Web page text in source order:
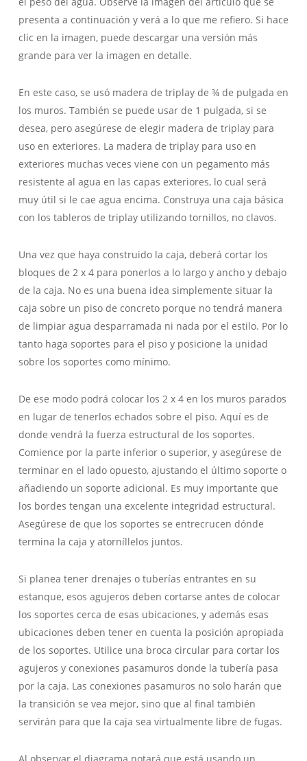
presenta a continuación y verá a lo que me refiero. Si hace
clic en la imagen, puede descargar una versión más
grande para ver la imagen en detalle.
En este caso, se usó madera de triplay de ¾ de pulgada en
los muros. También se puede usar de 1 pulgada, si se
desea, pero asegúrese de elegir madera de triplay para
uso en exteriores. La madera de triplay para uso en
exteriores muchas veces viene con un pegamento más
resistente al agua en las capas exteriores, lo cual será
muy útil si le cae agua encima. Construya una caja básica
con los tableros de triplay utilizando tornillos, no clavos.
Una vez que haya construido la caja, deberá cortar los
bloques de 2 x 4 para ponerlos a lo largo y ancho y debajo
de la caja. No es una buena idea simplemente situar la
caja sobre un piso de concreto porque no tendrá manera
de limpiar agua desparramada ni nada por el estilo. Por lo
tanto haga soportes para el piso y posicione la unidad
sobre los soportes como mínimo.
De ese modo podrá colocar los 2 x 4 en los muros parados
en lugar de tenerlos echados sobre el piso. Aquí es de
donde vendrá la fuerza estructural de los soportes.
Comience por la parte inferior o superior, y asegúrese de
terminar en el lado opuesto, ajustando el último soporte o
añadiendo un soporte adicional. Es muy importante que
los bordes tengan una excelente integridad estructural.
Asegúrese de que los soportes se entrecrucen dónde
termina la caja y atorníllelos juntos.
Si planea tener drenajes o tuberías entrantes en su
estanque, esos agujeros deben cortarse antes de colocar
los soportes cerca de esas ubicaciones, y además esas
ubicaciones deben tener en cuenta la posición apropiada
de los soportes. Utilice una broca circular para cortar los
agujeros y conexiones pasamuros donde la tubería pasa
por la caja. Las conexiones pasamuros no solo harán que
la transición se vea mejor, sino que al final también
servirán para que la caja sea virtualmente libre de fugas.